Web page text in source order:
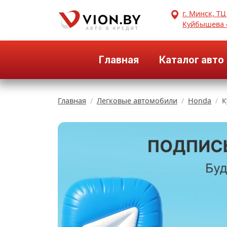
г. Минск,
Куйбышева
Главная Каталог авто
Главная Легковые автомобили Honda